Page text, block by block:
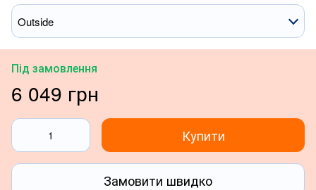
Outside
Під замовлення
6 049 грн
Купити
Замовити швидко